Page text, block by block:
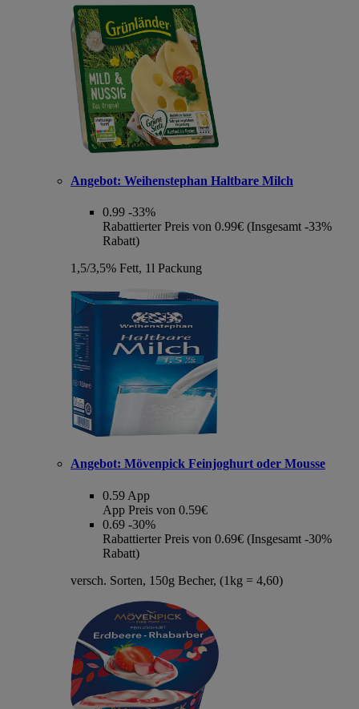
Angebot: Weihenstephan Haltbare Milch
0.99 -33%
Rabattierter Preis von 0.99€ (Insgesamt -33%
Rabatt)
1,5/3,5% Fett, 1l Packung
Angebot: Mövenpick Feinjoghurt oder Mousse
0.59 App
App Preis von 0.59€
0.69 -30%
Rabattierter Preis von 0.69€ (Insgesamt -30%
Rabatt)
versch. Sorten, 150g Becher, (1kg = 4,60)